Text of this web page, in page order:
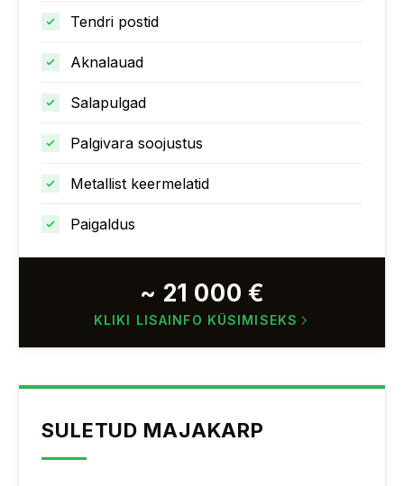
Tendri postid
Aknalauad
Salapulgad
Palgivara soojustus
Metallist keermelatid
Paigaldus
~ 21 000 €
KLIKI LISAINFO KÜSIMISEKS
SULETUD MAJAKARP